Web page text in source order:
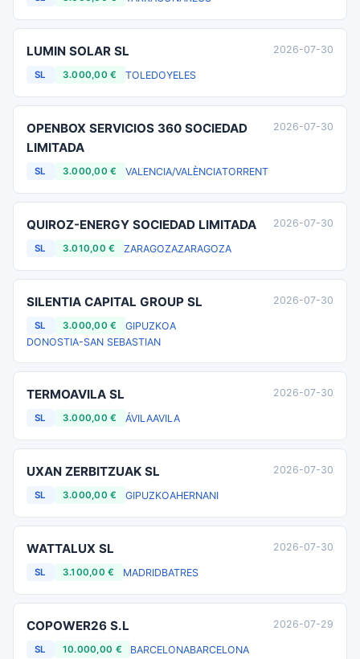
LUMIN SOLAR SL
SL 3.000,00 € TOLEDOYELES
2026-07-30
OPENBOX SERVICIOS 360 SOCIEDAD
LIMITADA
SL 3.000,00 € VALENCIA/VALÈNCIATORRENT
2026-07-30
QUIROZ-ENERGY SOCIEDAD LIMITADA
SL 3.010,00 € ZARAGOZAZARAGOZA
2026-07-30
SILENTIA CAPITAL GROUP SL
SL 3.000,00 €
GIPUZKOA
DONOSTIA-SAN SEBASTIAN
2026-07-30
TERMOAVILA SL
SL 3.000,00 € ÁVILAAVILA
2026-07-30
UXAN ZERBITZUAK SL
SL 3.000,00 € GIPUZKOAHERNANI
2026-07-30
WATTALUX SL
SL 3.100,00 € MADRIDBATRES
2026-07-30
COPOWER26 S.L
SL 10.000,00 € BARCELONABARCELONA
2026-07-29